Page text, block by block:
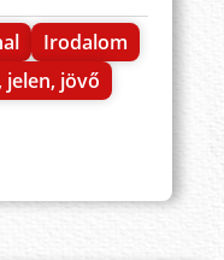
Irodalom
jelen, jövő